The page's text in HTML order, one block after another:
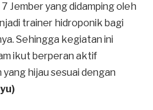
Jember yang didamping oleh
trainer hidroponik bagi
Sehingga kegiatan ini
ikut berperan aktif
hijau sesuai dengan